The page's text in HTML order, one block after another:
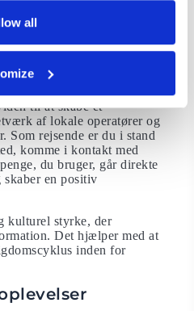
all
erBetter Places
bedre end en lokal? Disse
til at skabe et
af lokale operatører og
Som rejsende er du i stand
komme i kontakt med
du bruger, går direkte
en positiv
kulturel styrke, der
Det hjælper med at
inden for